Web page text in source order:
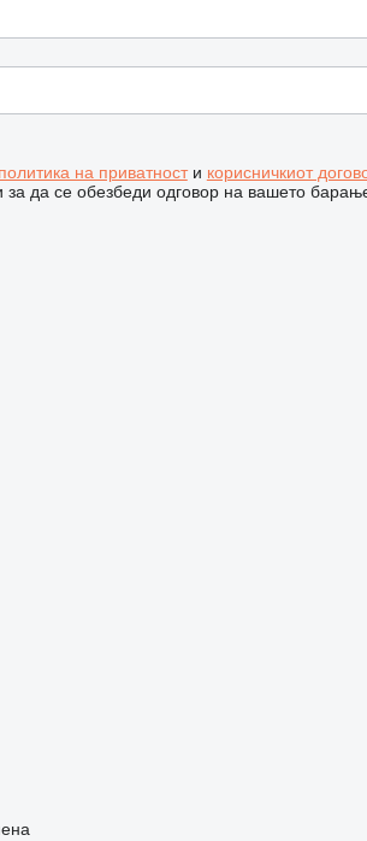
политика на приватности корисничкиот
да се обезбеди одговор на вашето